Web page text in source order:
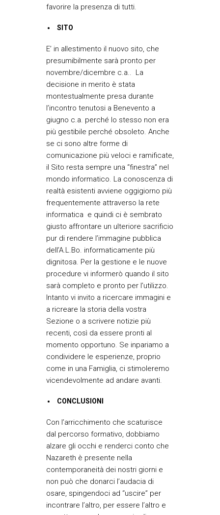
favorire la presenza di tutti.
SITO
E’ in allestimento il nuovo sito, che
presumibilmente sarà pronto per
novembre/dicembre c.a.. La
decisione in merito è stata
montestualmente presa durante
l’incontro tenutosi a Benevento a
giugno c.a. perché lo stesso non era
più gestibile perché obsoleto. Anche
se ci sono altre forme di
comunicazione più veloci e ramificate,
il Sito resta sempre una “finestra” nel
mondo informatico. La conoscenza di
realtà esistenti avviene oggigiorno più
frequentemente attraverso la rete
informatica e quindi ci è sembrato
giusto affrontare un ulteriore sacrificio
pur di rendere l’immagine pubblica
dell’A.L.Bo. informaticamente più
dignitosa. Per la gestione e le nuove
procedure vi informerò quando il sito
sarà completo e pronto per l’utilizzo.
Intanto vi invito a ricercare immagini e
a ricreare la storia della vostra
Sezione o a scrivere notizie più
recenti, così da essere pronti al
momento opportuno. Se inpariamo a
condividere le esperienze, proprio
come in una Famiglia, ci stimoleremo
vicendevolmente ad andare avanti.
CONCLUSIONI
Con l’arricchimento che scaturisce
dal percorso formativo, dobbiamo
alzare gli occhi e renderci conto che
Nazareth è presente nella
contemporaneità dei nostri giorni e
non può che donarci l’audacia di
osare, spingendoci ad “uscire” per
incontrare l’altro, per essere l’altro e